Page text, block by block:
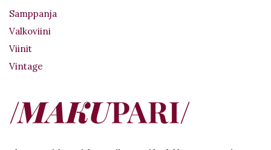
Samppanja
Valkoviini
Viinit
Vintage